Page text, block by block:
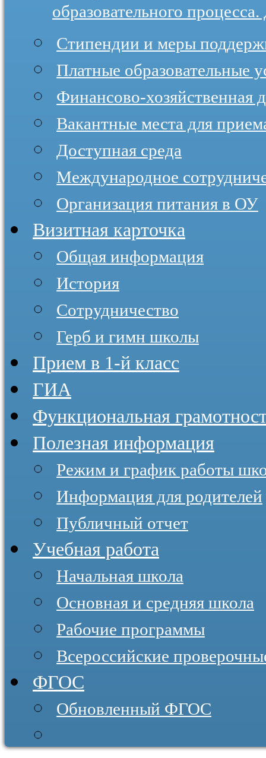
образовательного
Стипендии и меры
Платные образовательные
Финансово-хозяйственная
Вакантные места для
Доступная среда
Международное
Организация питания в ОУ
Визитная карточка
Общая информация
История
Сотрудничество
Герб и гимн школы
Прием в 1-й класс
ГИА
Функциональная
Полезная информация
Режим и график работы
Информация для родителей
Публичный отчет
Учебная работа
Начальная школа
Основная и средняя школа
Рабочие программы
Всероссийские
ФГОС
Обновленный ФГОС